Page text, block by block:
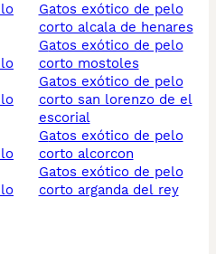
gatos exótico de pelo
corto alcala de henares
gatos exótico de pelo
corto mostoles
gatos exótico de pelo
corto san lorenzo de el
escorial
gatos exótico de pelo
corto alcorcon
gatos exótico de pelo
corto arganda del rey